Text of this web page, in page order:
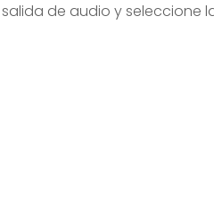
de audio y seleccione